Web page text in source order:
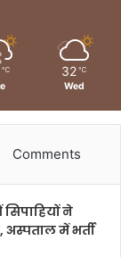
℃ 32 ℃
Wed
Comments
ने
अस्पताल में भर्ती